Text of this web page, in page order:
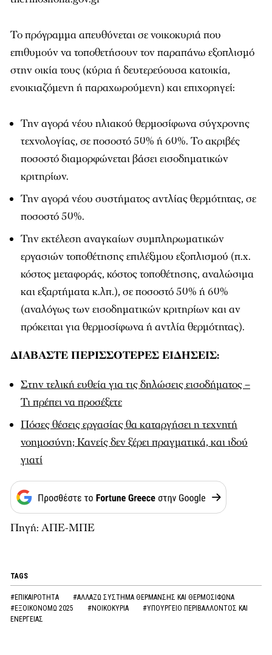
Το πρόγραμμα απευθύνεται σε νοικοκυριά που
επιθυμούν να τοποθετήσουν τον παραπάνω εξοπλισμό
στην οικία τους (κύρια ή δευτερεύουσα κατοικία,
ενοικιαζόμενη ή παραχωρούμενη) και επιχορηγεί:
Την αγορά νέου ηλιακού θερμοσίφωνα σύγχρονης
τεχνολογίας, σε ποσοστό 50% ή 60%. Το ακριβές
ποσοστό διαμορφώνεται βάσει εισοδηματικών
κριτηρίων.
Την αγορά νέου συστήματος αντλίας θερμότητας, σε
ποσοστό 50%.
Την εκτέλεση αναγκαίων συμπληρωματικών
εργασιών τοποθέτησης επιλέξιμου εξοπλισμού (π.χ.
κόστος μεταφοράς, κόστος τοποθέτησης, αναλώσιμα
και εξαρτήματα κ.λπ.), σε ποσοστό 50% ή 60%
(αναλόγως των εισοδηματικών κριτηρίων και αν
πρόκειται για θερμοσίφωνα ή αντλία θερμότητας).
ΔΙΑΒΑΣΤΕ ΠΕΡΙΣΣΟΤΕΡΕΣ ΕΙΔΗΣΕΙΣ:
Στην τελική ευθεία για τις δηλώσεις εισοδήματος –
Τι πρέπει να προσέξετε
Πόσες θέσεις εργασίας θα καταργήσει η τεχνητή
νοημοσύνη; Κανείς δεν ξέρει πραγματικά, και ιδού
γιατί
Πηγή: ΑΠΕ-ΜΠΕ
TAGS
#ΕΠΙΚΑΙΡΟΤΗΤΑ
#ΑΛΛΑΖΩ ΣΥΣΤΗΜΑ ΘΕΡΜΑΝΣΗΣ ΚΑΙ ΘΕΡΜΟΣΙΦΩΝΑ
#ΕΞΟΙΚΟΝΟΜΩ 2025
#ΝΟΙΚΟΚΥΡΙΑ
#ΥΠΟΥΡΓΕΙΟ ΠΕΡΙΒΑΛΛΟΝΤΟΣ ΚΑΙ
ΕΝΕΡΓΕΙΑΣ